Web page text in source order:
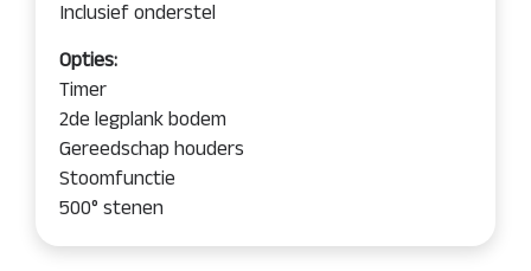
Inclusief onderstel
Opties:
Timer
2de legplank bodem
Gereedschap houders
Stoomfunctie
500° stenen